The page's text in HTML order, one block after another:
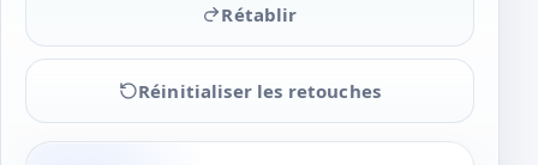
Rétablir
Réinitialiser les retouches